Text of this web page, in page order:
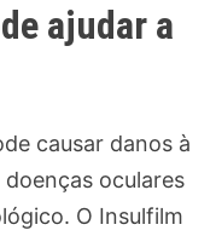
ajudar a
causar danos à
oculares
O Insulfilm